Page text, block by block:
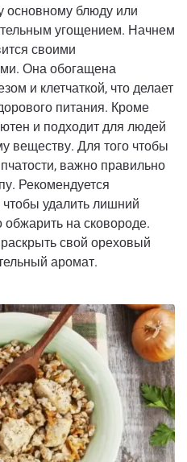
основному блюду или
угощением. Начнем
своими
Она обогащена
и клетчаткой, что делает
питания. Кроме
и подходит для людей
веществу. Для того чтобы
важно правильно
Рекомендуется
чтобы удалить лишний
обжарить на сковороде.
свой ореховый
аромат.